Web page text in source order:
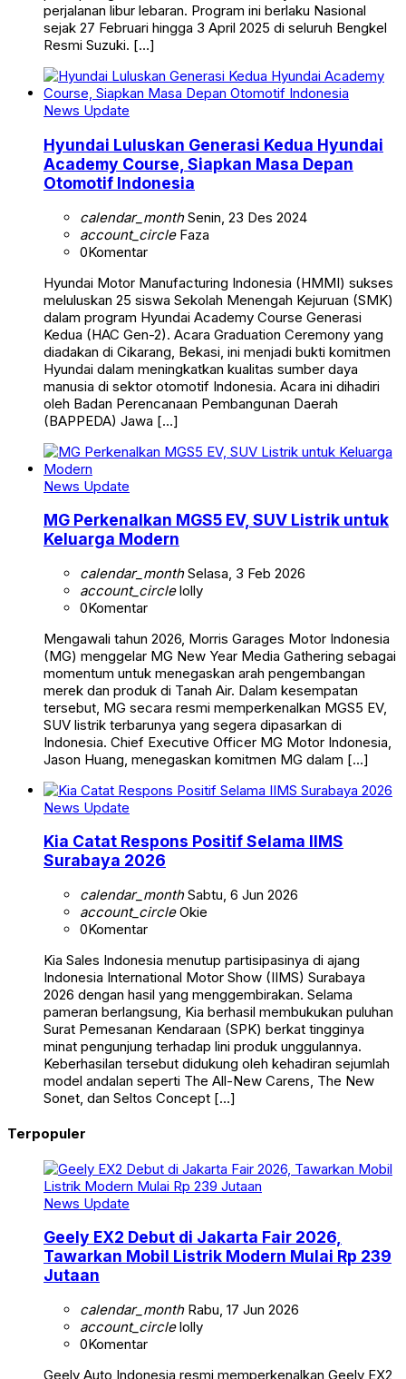
perjalanan libur lebaran. Program ini berlaku Nasional
sejak 27 Februari hingga 3 April 2025 di seluruh Bengkel
Resmi Suzuki. […]
News Update
Hyundai Luluskan Generasi Kedua Hyundai
Academy Course, Siapkan Masa Depan
Otomotif Indonesia
calendar_monthSenin, 23 Des 2024
account_circleFaza
0Komentar
Hyundai Motor Manufacturing Indonesia (HMMI) sukses
meluluskan 25 siswa Sekolah Menengah Kejuruan (SMK)
dalam program Hyundai Academy Course Generasi
Kedua (HAC Gen-2). Acara Graduation Ceremony yang
diadakan di Cikarang, Bekasi, ini menjadi bukti komitmen
Hyundai dalam meningkatkan kualitas sumber daya
manusia di sektor otomotif Indonesia. Acara ini dihadiri
oleh Badan Perencanaan Pembangunan Daerah
(BAPPEDA) Jawa […]
News Update
MG Perkenalkan MGS5 EV, SUV Listrik untuk
Keluarga Modern
calendar_monthSelasa, 3 Feb 2026
account_circlelolly
0Komentar
Mengawali tahun 2026, Morris Garages Motor Indonesia
(MG) menggelar MG New Year Media Gathering sebagai
momentum untuk menegaskan arah pengembangan
merek dan produk di Tanah Air. Dalam kesempatan
tersebut, MG secara resmi memperkenalkan MGS5 EV,
SUV listrik terbarunya yang segera dipasarkan di
Indonesia. Chief Executive Officer MG Motor Indonesia,
Jason Huang, menegaskan komitmen MG dalam […]
News Update
Kia Catat Respons Positif Selama IIMS
Surabaya 2026
calendar_monthSabtu, 6 Jun 2026
account_circleOkie
0Komentar
Kia Sales Indonesia menutup partisipasinya di ajang
Indonesia International Motor Show (IIMS) Surabaya
2026 dengan hasil yang menggembirakan. Selama
pameran berlangsung, Kia berhasil membukukan puluhan
Surat Pemesanan Kendaraan (SPK) berkat tingginya
minat pengunjung terhadap lini produk unggulannya.
Keberhasilan tersebut didukung oleh kehadiran sejumlah
model andalan seperti The All-New Carens, The New
Sonet, dan Seltos Concept […]
Terpopuler
News Update
Geely EX2 Debut di Jakarta Fair 2026,
Tawarkan Mobil Listrik Modern Mulai Rp 239
Jutaan
calendar_monthRabu, 17 Jun 2026
account_circlelolly
0Komentar
Geely Auto Indonesia resmi memperkenalkan Geely EX2